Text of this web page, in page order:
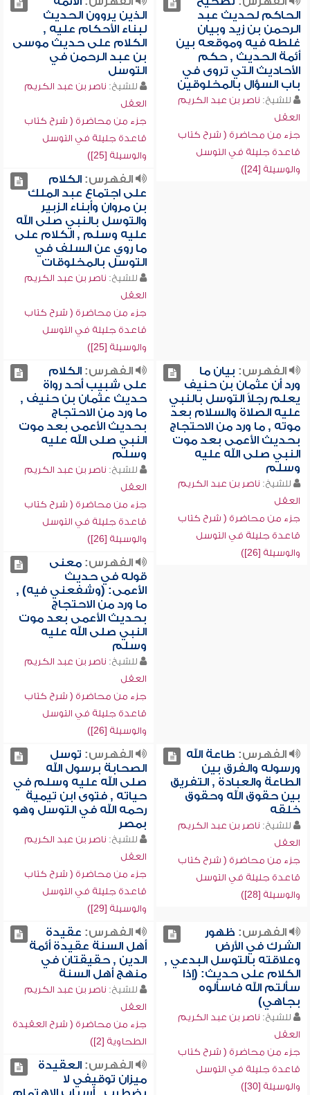
الحاكم لحديث عبد
الرحمن بن زيد وبيان
غلطه فيه وموقعه بين
أئمة الحديث , حكم
الأحاديث التي تروى في
باب السؤال بالمخلوقين
للشيخ: ناصر بن عبد الكريم
العقل
جزء من محاضرة ( شرح كتاب
قاعدة جليلة في التوسل
والوسيلة [24])
الذين يروون الحديث
لبناء الأحكام عليه ,
الكلام على حديث موسى
بن عبد الرحمن في
التوسل
للشيخ: ناصر بن عبد الكريم
العقل
جزء من محاضرة ( شرح كتاب
قاعدة جليلة في التوسل
والوسيلة [25])
الفهرس:الكلام
على اجتماع عبد الملك
بن مروان وأبناء الزبير
والتوسل بالنبي صلى الله
عليه وسلم , الكلام على
ما روي عن السلف في
التوسل بالمخلوقات
للشيخ: ناصر بن عبد الكريم
العقل
جزء من محاضرة ( شرح كتاب
قاعدة جليلة في التوسل
والوسيلة [25])
الفهرس: بيان ما
ورد أن عثمان بن حنيف
يعلم رجلاً التوسل بالنبي
عليه الصلاة والسلام بعد
موته , ما ورد من الاحتجاج
بحديث الأعمى بعد موت
النبي صلى الله عليه
وسلم
للشيخ: ناصر بن عبد الكريم
العقل
جزء من محاضرة ( شرح كتاب
قاعدة جليلة في التوسل
والوسيلة [26])
الفهرس:الكلام
على شبيب أحد رواة
حديث عثمان بن حنيف ,
ما ورد من الاحتجاج
بحديث الأعمى بعد موت
النبي صلى الله عليه
وسلم
للشيخ: ناصر بن عبد الكريم
العقل
جزء من محاضرة ( شرح كتاب
قاعدة جليلة في التوسل
والوسيلة [26])
الفهرس:معنى
قوله في حديث
الأعمى: (وشفعني فيه) ,
ما ورد من الاحتجاج
بحديث الأعمى بعد موت
النبي صلى الله عليه
وسلم
للشيخ: ناصر بن عبد الكريم
العقل
جزء من محاضرة ( شرح كتاب
قاعدة جليلة في التوسل
والوسيلة [26])
الفهرس: طاعة الله
ورسوله والفرق بين
الطاعة والعبادة , التفريق
بين حقوق الله وحقوق
خلقه
للشيخ: ناصر بن عبد الكريم
العقل
جزء من محاضرة ( شرح كتاب
قاعدة جليلة في التوسل
والوسيلة [28])
الفهرس: توسل
الصحابة برسول الله
صلى الله عليه وسلم في
حياته , فتوى ابن تيمية
رحمه الله في التوسل وهو
بمصر
للشيخ: ناصر بن عبد الكريم
العقل
جزء من محاضرة ( شرح كتاب
قاعدة جليلة في التوسل
والوسيلة [29])
الفهرس: ظهور
الشرك في الأرض
وعلاقته بالتوسل البدعي ,
الكلام على حديث: (إذا
سألتم الله فاسألوه
بجاهي)
للشيخ: ناصر بن عبد الكريم
العقل
جزء من محاضرة ( شرح كتاب
قاعدة جليلة في التوسل
والوسيلة [30])
الفهرس: عقيدة
أهل السنة عقيدة أئمة
الدين , حقيقتان في
منهج أهل السنة
للشيخ: ناصر بن عبد الكريم
العقل
جزء من محاضرة ( شرح العقيدة
الطحاوية [2])
الفهرس:العقيدة
ميزان توقيفي لا